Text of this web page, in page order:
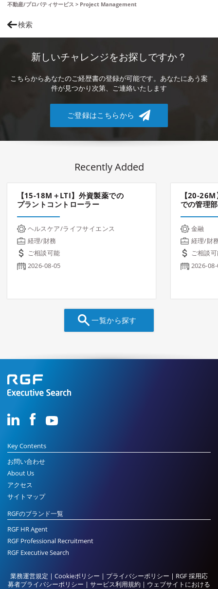
不動産/プロパティサービス > Project Management
検索
新しいチャレンジをお探しですか？
こちらからあなたのご経歴書の登録が可能です。あなたにあう案
件が見つかり次第、ご連絡いたします
ご登録はこちらから
Recently Added
【15-18M＋LTI】外資製薬での
プラントコントローラー
ヘルスケア/ライフサイエンス
経理/財務
ご相談可能
2026-08-05
【20-
での管理
金融
経理/財
ご相談
2026-
一覧から探す
Key Contents
お問い合わせ
About Us
アクセス
サイトマップ
RGFのブランド一覧
RGF HR Agent
RGF Professional Recruitment
RGF Executive Search
業務運営規定 | Cookieポリシー | プライバシーポリシー | RGF 採用応
募者プライバシーポリシー | サービス利用規約 | ウェブサイトにおける